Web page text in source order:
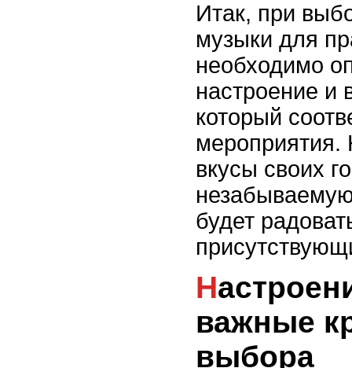
Итак, при
музыки для
необходимо
настроение и
который
мероприятия.
вкусы своих
будет
Настроение и жанр:
важные
выбора